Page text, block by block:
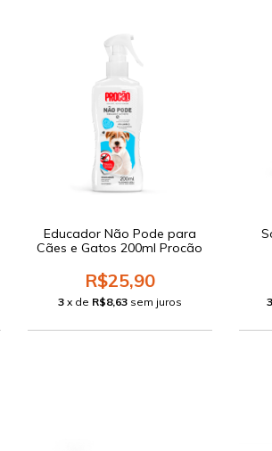
Educador Não Pode para
Cães e Gatos 200ml Procão
R$25,90
3 x de R$8,63 sem juros 3